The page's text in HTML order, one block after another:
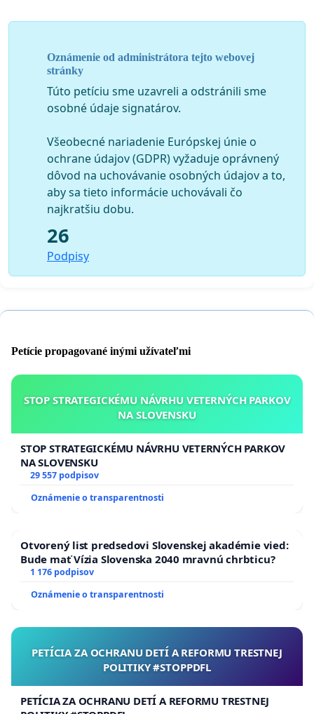
Oznámenie od administrátora tejto webovej
stránky
Túto petíciu sme uzavreli a odstránili sme
osobné údaje signatárov.
Všeobecné nariadenie Európskej únie o
ochrane údajov (GDPR) vyžaduje oprávnený
dôvod na uchovávanie osobných údajov a to,
aby sa tieto informácie uchovávali čo
najkratšiu dobu.
26
Podpisy
Petície propagované inými užívateľmi
STOP STRATEGICKÉMU NÁVRHU VETERNÝCH PARKOV
NA SLOVENSKU
STOP STRATEGICKÉMU NÁVRHU VETERNÝCH PARKOV
NA SLOVENSKU
29 557 podpisov
Oznámenie o transparentnosti
Otvorený list predsedovi Slovenskej akadémie vied:
Bude mať Vízia Slovenska 2040 mravnú chrbticu?
1 176 podpisov
Oznámenie o transparentnosti
PETÍCIA ZA OCHRANU DETÍ A REFORMU TRESTNEJ
POLITIKY #STOPPDFL
PETÍCIA ZA OCHRANU DETÍ A REFORMU TRESTNEJ